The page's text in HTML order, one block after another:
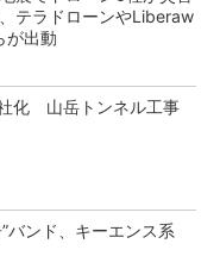
テラドローンやLiberaw
が出動
化 山岳トンネル工事
バンド、キーエンス系